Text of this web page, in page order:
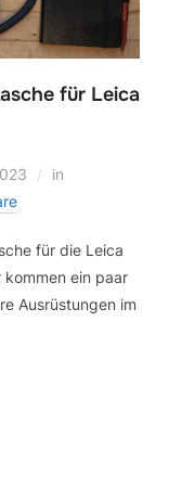
für Leica
in
für die Leica
kommen ein paar
Ausrüstungen im